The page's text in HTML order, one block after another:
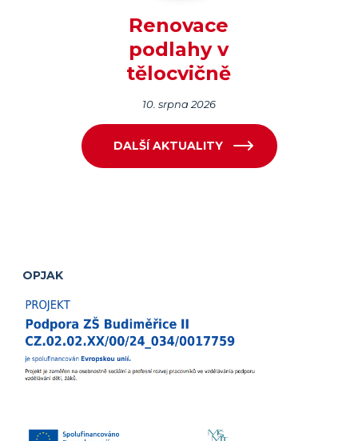
Renovace
podlahy v
tělocvičně
10. srpna 2026
DALŠÍ AKTUALITY
OPJAK